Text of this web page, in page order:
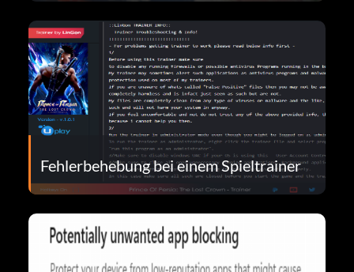
Fehlerbehebung bei einem Spieltrainer